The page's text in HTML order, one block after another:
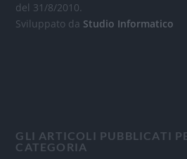
del 31/8/2010.
Sviluppato da Studio Informatico
GLI ARTICOLI PUBBLICATI
CATEGORIA